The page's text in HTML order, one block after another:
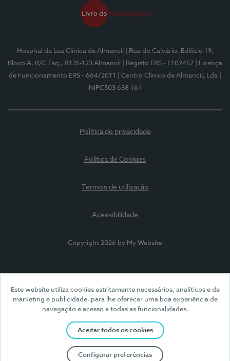
Este website utiliza cookies estritamente necessários, analíticos e de
marketing e publicidade, para lhe oferecer uma boa experiência de
navegação e acesso a todas as funcionalidades.
Aceitar todos os cookies
Configurar preferências
Hospital da Luz Clínica de Almancil
| Rua do Calvário, Edifício 19,
Bloco A, R/C Esq., 8135-123 Almancil
| Registo ERS - E102457
| Licença
de Funcionamento ERS - 664/2011
| Centro Clínico de Almancil, Lda
NIPC503 638 161
Política de privacidade
Política de Cookies
Termos de utilização
Acessibilidade
Copyright 2026 by My Website